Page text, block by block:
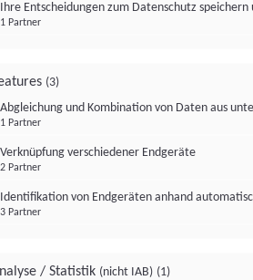
Ihre Entscheidungen zum Datenschutz
1 Partner
(3)
Abgleichung und Kombination von Daten aus
1 Partner
Verknüpfung verschiedener Endgeräte
2 Partner
Identifikation von Endgeräten anhand
3 Partner
/ Statistik (nicht IAB) (1)